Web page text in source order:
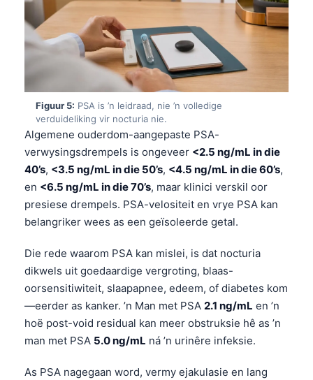
Figuur 5: PSA is ’n leidraad, nie ’n volledige
verduideliking vir nocturia nie.
Algemene ouderdom-aangepaste PSA-
verwysingsdrempels is ongeveer <2.5 ng/mL in die
40’s, <3.5 ng/mL in die 50’s, <4.5 ng/mL in die 60’s,
en <6.5 ng/mL in die 70’s, maar klinici verskil oor
presiese drempels. PSA-velositeit en vrye PSA kan
belangriker wees as een geïsoleerde getal.
Die rede waarom PSA kan mislei, is dat nocturia
dikwels uit goedaardige vergroting, blaas-
oorsensitiwiteit, slaapapnee, edeem, of diabetes kom
—eerder as kanker. ’n Man met PSA 2.1 ng/mL en ’n
hoë post-void residual kan meer obstruksie hê as ’n
man met PSA 5.0 ng/mL ná ’n urinêre infeksie.
As PSA nagegaan word, vermy ejakulasie en lang
Frysk
Ślōnskŏ gŏdka
Norsk bokmål